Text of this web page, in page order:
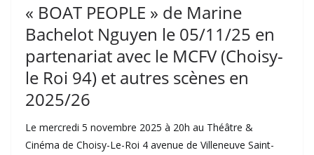
« BOAT PEOPLE » de Marine
Bachelot Nguyen le 05/11/25 en
partenariat avec le MCFV (Choisy-
le Roi 94) et autres scènes en
2025/26
Le mercredi 5 novembre 2025 à 20h au Théâtre &
Cinéma de Choisy-Le-Roi 4 avenue de Villeneuve Saint-